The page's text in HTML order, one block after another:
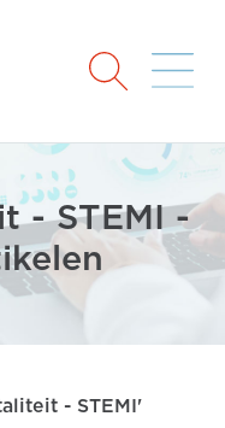
- STEMI -
- STEMI'